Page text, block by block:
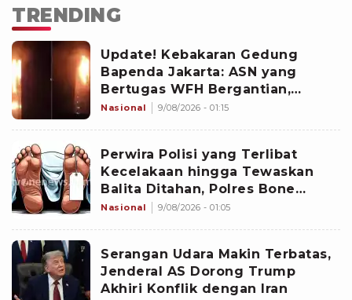
TRENDING
Update! Kebakaran Gedung
Bapenda Jakarta: ASN yang
Bertugas WFH Bergantian,
Pramono Pastikan Layanan Tetap
Nasional 9/08/2026 - 01:15
Perwira Polisi yang Terlibat
Kecelakaan hingga Tewaskan
Balita Ditahan, Polres Bone
Dalami Dugaan Rem Blong
Nasional 9/08/2026 - 01:05
Serangan Udara Makin Terbatas,
Jenderal AS Dorong Trump
Akhiri Konflik dengan Iran